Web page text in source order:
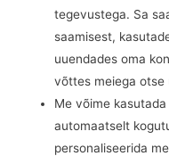
tegevustega. Sa
saamisest,
uuendades oma
võttes meiega otse
Me võime
automaatselt
personaliseerida